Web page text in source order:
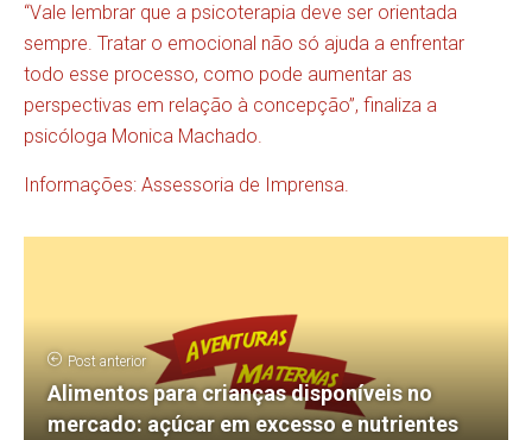
“Vale lembrar que a psicoterapia deve ser orientada
sempre. Tratar o emocional não só ajuda a enfrentar
todo esse processo, como pode aumentar as
perspectivas em relação à concepção”, finaliza a
psicóloga Monica Machado.
Informações: Assessoria de Imprensa.
Post anterior
Alimentos para crianças disponíveis no
mercado: açúcar em excesso e nutrientes